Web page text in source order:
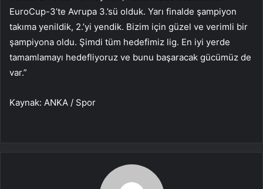
EuroCup-3’te Avrupa 3.’sü olduk. Yarı finalde şampiyon
takıma yenildik, 2.’yi yendik. Bizim için güzel ve verimli bir
şampiyona oldu. Şimdi tüm hedefimiz lig. En iyi yerde
tamamlamayı hedefliyoruz ve bunu başaracak gücümüz de
var.”
Kaynak: ANKA / Spor